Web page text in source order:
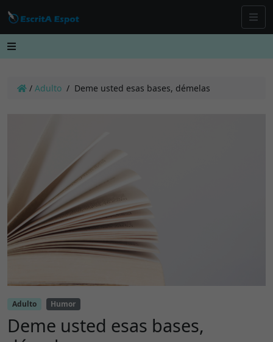
/ Adulto / Deme usted esas bases, démelas
Adulto Humor
Deme usted esas bases,